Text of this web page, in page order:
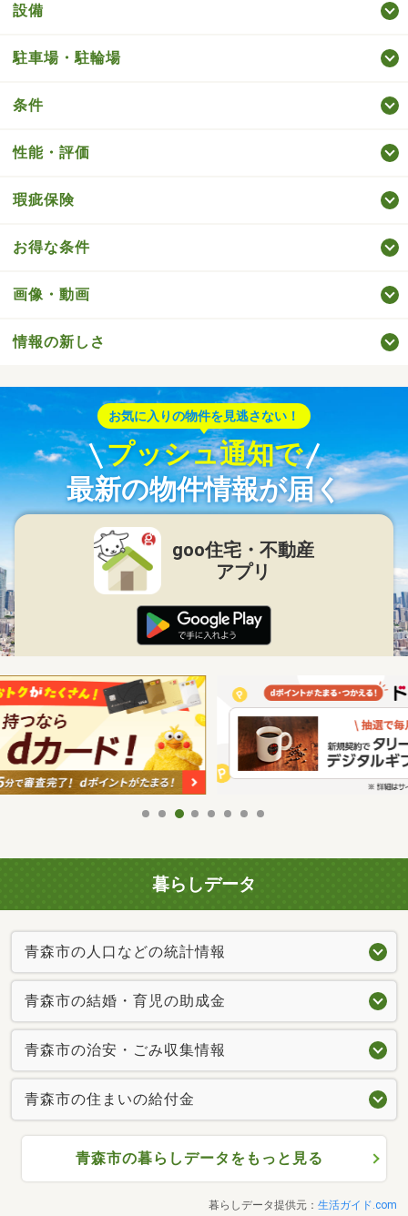
設備
駐車場・駐輪場
条件
性能・評価
瑕疵保険
お得な条件
画像・動画
情報の新しさ
お気に入りの物件を見逃さない！
プッシュ通知で
最新の物件情報が届く
goo住宅・不動産
アプリ
暮らしデータ
青森市の人口などの統計情報
青森市の結婚・育児の助成金
青森市の治安・ごみ収集情報
青森市の住まいの給付金
青森市の暮らしデータをもっと見る
暮らしデータ提供元： 生活ガイド.com